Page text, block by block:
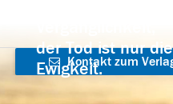
der Tod ist nur
Ewigkeit.
Kontakt zum
aufnehmen